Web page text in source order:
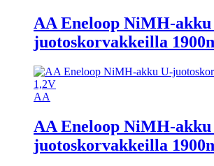
AA Eneloop NiMH-
juotoskorvakkeilla
AA
AA Eneloop NiMH-
juotoskorvakkeilla